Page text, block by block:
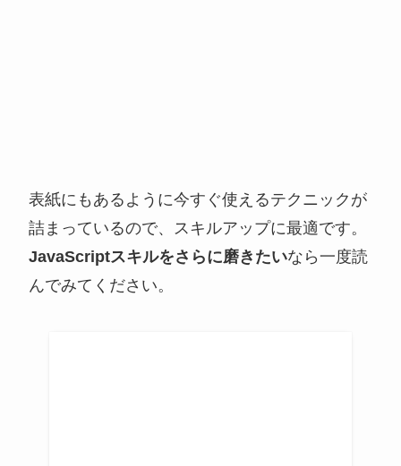
表紙にもあるように今すぐ使えるテクニックが
詰まっているので、スキルアップに最適です。
JavaScriptスキルをさらに磨きたいなら一度読
んでみてください。